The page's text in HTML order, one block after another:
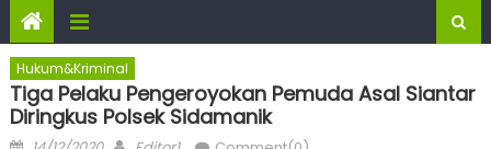
Hukum&Kriminal
Tiga Pelaku Pengeroyokan Pemuda Asal Siantar
Diringkus Polsek Sidamanik
Posted
Author